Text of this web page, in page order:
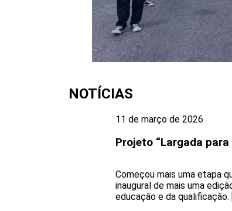
NOTÍCIAS
11 de março de 2026
Projeto “Largada
Começou mais uma etapa
inaugural de mais uma
educação e da qualificação.